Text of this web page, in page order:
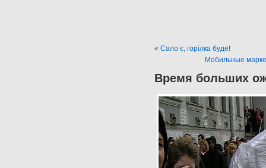
« Сало є, горілка буде!
Мобильные
Время больших